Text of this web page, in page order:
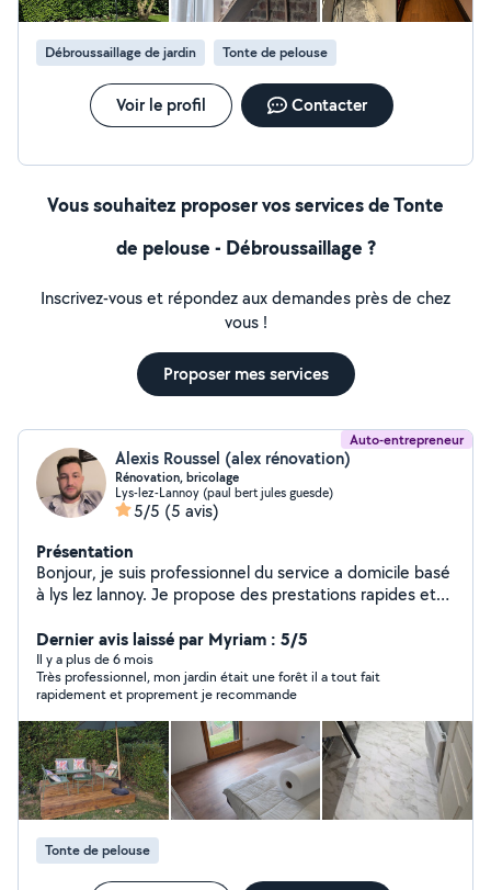
Débroussaillage de jardin Tonte de pelouse
Voir le profil Contacter
Vous souhaitez proposer vos services de Tonte
de pelouse - Débroussaillage ?
Inscrivez-vous et répondez aux demandes près de chez
vous !
Proposer mes services
Auto-entrepreneur
Alexis Roussel (alex rénovation)
Rénovation, bricolage
Lys-lez-Lannoy (paul bert jules guesde)
5/5 (5 avis)
Présentation
Bonjour, je suis professionnel du service a domicile basé
à lys lez lannoy. Je propose des prestations rapides et
meubles -changement ,déplacement ou création
interrupteur, prise ou luminaire -instalation VMC -fixation
murale -tonte gazon et débroussaillage -pose parquet
flottant -démontage, débarrassage -toute sorte de
petits bricolage Déplacement et devis gratuit sur
demande A vos projets ! N'hésitez pas à me contacter.
Alexis
Dernier avis laissé par Myriam : 5/5
Il y a plus de 6 mois
Très professionnel, mon jardin était une forêt il a tout fait
rapidement et proprement je recommande
Tonte de pelouse